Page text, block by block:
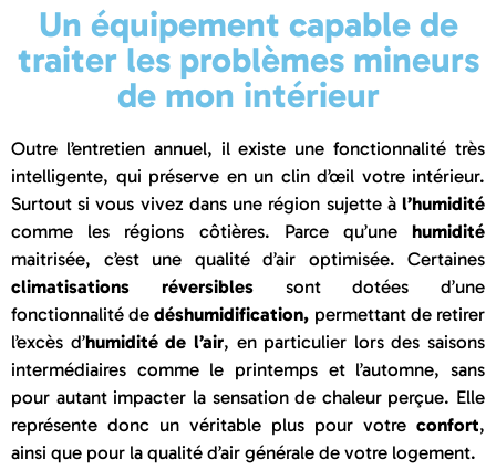
Un équipement capable de
traiter les problèmes mineurs
de mon intérieur
Outre l’entretien annuel, il existe une fonctionnalité très
intelligente, qui préserve en un clin d’œil votre intérieur.
Surtout si vous vivez dans une région sujette à l’humidité
comme les régions côtières. Parce qu’une humidité
maitrisée, c’est une qualité d’air optimisée. Certaines
climatisations réversiblessont dotées d’une
fonctionnalité dedéshumidification, permettant de retirer
l’excès d’humidité de l’air, en particulier lors des saisons
intermédiaires comme le printemps et l’automne, sans
pour autant impacter la sensation de chaleur perçue. Elle
représente donc un véritable plus pour votre confort,
ainsi que pour la qualité d’air générale de votre logement.